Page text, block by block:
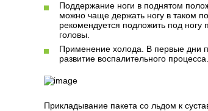
Поддержание ноги в поднятом
можно чаще держать ногу в таком
рекомендуется подложить под ногу
головы.
Применение холода. В первые дни
развитие воспалительного процесса.
Прикладывание пакета со льдом к